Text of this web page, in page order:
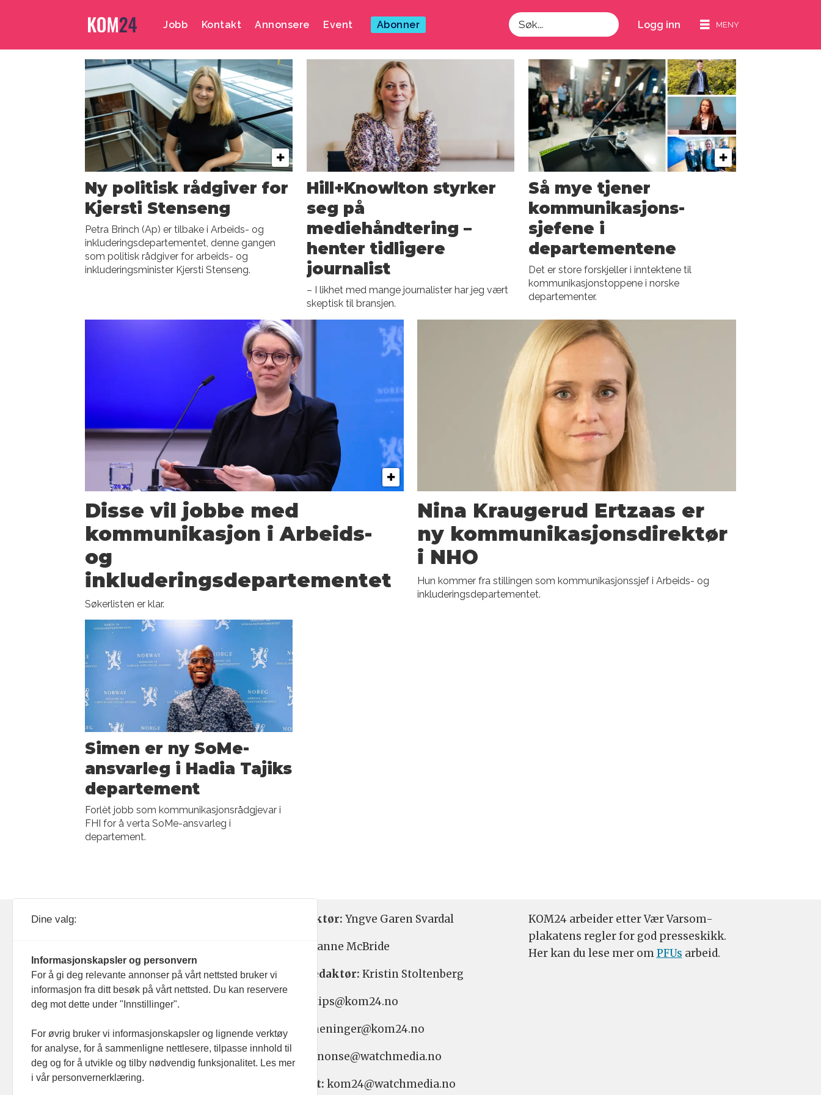
Jobb Kontakt Annonsere Event Abonner
Søk
Logg inn
Emne:
arbeids-
inkluderingsdepartementet
Ny politisk rådgiver for
Kjersti Stenseng
Petra Brinch (Ap) er tilbake i Arbeids- og
inkluderingsdepartementet, denne gangen
som politisk rådgiver for arbeids- og
inkluderingsminister Kjersti Stenseng.
Hill+Knowlton styrker
seg på
mediehåndtering –
henter tidligere
journalist
– I likhet med mange journalister har jeg vært
skeptisk til bransjen.
Så mye tjener
kommunikasjons­
sjefene i
departementene
Det er store forskjeller i inntektene til
kommunikasjonstoppene i norske
departementer.
Disse vil jobbe med
kommunikasjon i Arbeids-
og
inkluderingsdepartementet
Søkerlisten er klar.
Nina Kraugerud Ertzaas er
ny kommunikasjons­direktør
i NHO
Hun kommer fra stillingen som kommunikasjonssjef i Arbeids- og
inkluderingsdepartementet.
Simen er ny SoMe-
ansvarleg i Hadia Tajiks
departement
Forlèt jobb som kommunikasjonsrådgjevar i
FHI for å verta SoMe-ansvarleg i
departement.
093 182
Nyhetsredaktør: Yngve Garen Svardal
Hanne McBride
Ansvarlig redaktør: Kristin Stoltenberg
Nyhetstips: tips@kom24.no
Meninger: meninger@kom24.no
Annonse: annonse@watchmedia.no
Abonnement: kom24@watchmedia.no
KOM24 arbeider etter Vær Varsom-
plakatens regler for god presseskikk.
Her kan du lese mer omPFUs arbeid.
Dine valg:
Informasjonskapsler og personvern
For å gi deg relevante annonser på vårt nettsted bruker vi
informasjon fra ditt besøk på vårt nettsted. Du kan reservere
deg mot dette under "Innstillinger".
For øvrig bruker vi informasjonskapsler og lignende verktøy
for analyse, for å sammenligne nettlesere, tilpasse innhold til
deg og for å utvikle og tilby nødvendig funksjonalitet. Les mer
i vår personvernerklæring.